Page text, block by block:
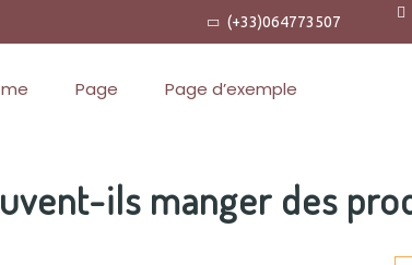
(+33)064773507
Page Page d’exemple
ils manger des